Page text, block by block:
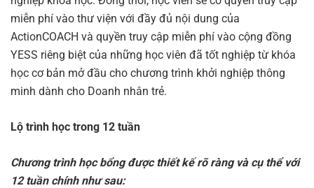
miễn phí vào thư viện với đầy đủ nội dung của
ActionCOACH và quyền truy cập miễn phí vào cộng đồng
YESS riêng biệt của những học viên đã tốt nghiệp từ khóa
học cơ bản mở đầu cho chương trình khởi nghiệp thông
minh dành cho Doanh nhân trẻ.
Lộ trình học trong 12 tuần
Chương trình học bổng được thiết kế rõ ràng và cụ thể với
12 tuần chính như sau: